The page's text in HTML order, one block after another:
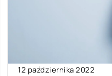
12 października 2022